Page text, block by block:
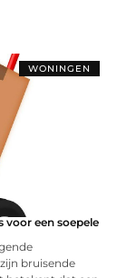
WONINGEN
voor een soepele
bruisende